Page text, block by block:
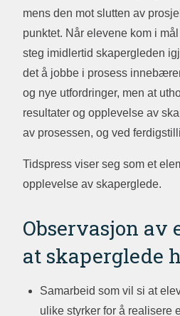
mens den mot slutten av
punktet. Når elevene kom i
steg imidlertid skapergleden
det å jobbe i prosess
og nye utfordringer, men at
resultater og opplevelse av
av prosessen, og ved
Tidspress viser seg som et
opplevelse av skaperglede.
Observasjon av
at skaperglede
Samarbeid som vil si at
ulike styrker for å realisere